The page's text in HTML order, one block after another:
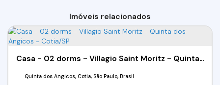
Imóveis relacionados
Casa - 02 dorms - Villagio Saint Moritz - Quinta dos Angicos - Cotia/SP
Quinta dos Angicos, Cotia, São Paulo, Brasil